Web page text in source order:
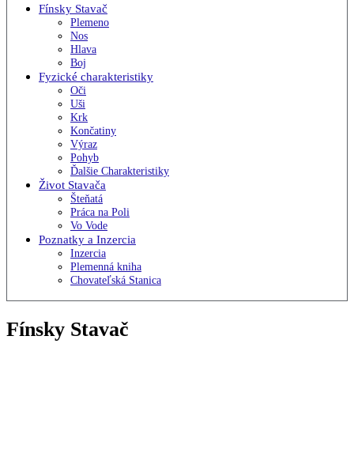
Fínsky Stavač
Plemeno
Nos
Hlava
Boj
Fyzické charakteristiky
Oči
Uši
Krk
Končatiny
Výraz
Pohyb
Ďalšie Charakteristiky
Život Stavača
Šteňatá
Práca na Poli
Vo Vode
Poznatky a Inzercia
Inzercia
Plemenná kniha
Chovateľská Stanica
Fínsky Stavač